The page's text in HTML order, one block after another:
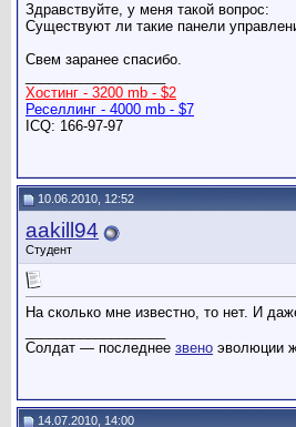
Здравствуйте, у меня такой вопрос:
Существуют ли такие панели
Свем заранее спасибо.
Хостинг - 3200 mb - $2
Реселлинг - 4000 mb - $7
ICQ: 166-97-97
10.06.2010, 12:52
aakill94
Студент
На сколько мне известно, то нет. И
Солдат — последнее звено эволюции
14.07.2010, 14:00